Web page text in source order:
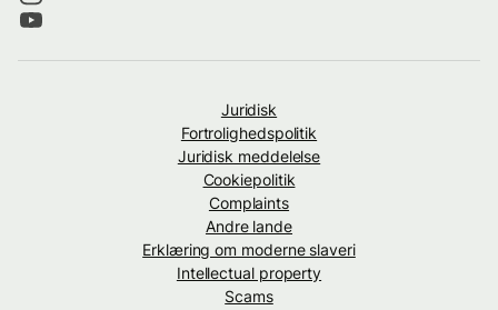
Juridisk
Fortrolighedspolitik
Juridisk meddelelse
Cookiepolitik
Complaints
Andre lande
Erklæring om moderne slaveri
Intellectual property
Scams